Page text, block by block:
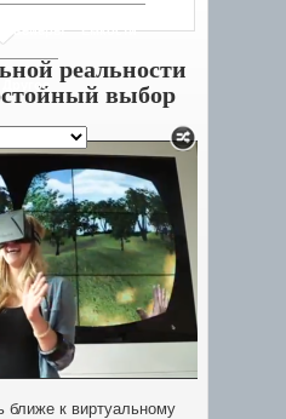
Емкости
Другое
реальности
выбор
ближе к виртуальному